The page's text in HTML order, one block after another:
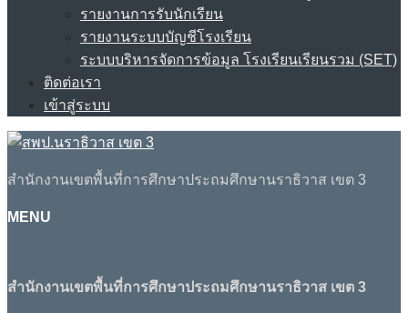
รายงานการรับนักเรียน
รายงานระบบบัญชีโรงเรียน
ระบบบริหารจัดการข้อมูล โรงเรียนเรียนรวม (SET)
ติดต่อเรา
เข้าสู่ระบบ
สำนักงานเขตพื้นที่การศึกษาประถมศึกษานราธิวาส เขต 3
MENU
สำนักงานเขตพื้นที่การศึกษาประถมศึกษานราธิวาส เขต 3